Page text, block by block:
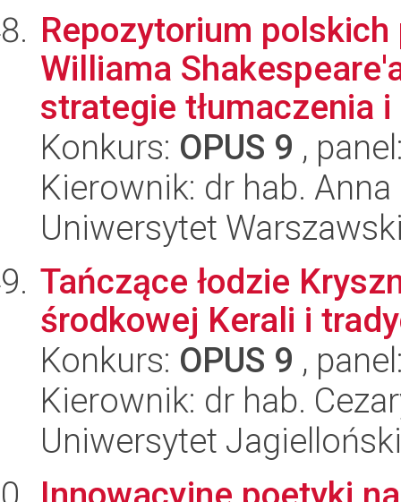
Repozytorium
Williama
strategie tłumaczenia
Konkurs: OPUS 9 ,
Kierownik: dr hab.
Uniwersytet
Tańczące łodzie
środkowej Kerali i
Konkurs: OPUS 9 ,
Kierownik: dr hab.
Uniwersytet